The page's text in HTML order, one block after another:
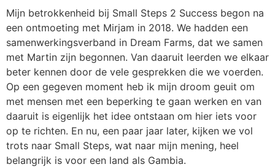
Mijn betrokkenheid bij Small Steps 2 Success begon na
een ontmoeting met Mirjam in 2018. We hadden een
samenwerkingsverband in Dream Farms, dat we samen
met Martin zijn begonnen. Van daaruit leerden we elkaar
beter kennen door de vele gesprekken die we voerden.
Op een gegeven moment heb ik mijn droom geuit om
met mensen met een beperking te gaan werken en van
daaruit is eigenlijk het idee ontstaan om hier iets voor
op te richten. En nu, een paar jaar later, kijken we vol
trots naar Small Steps, wat naar mijn mening, heel
belangrijk is voor een land als Gambia.